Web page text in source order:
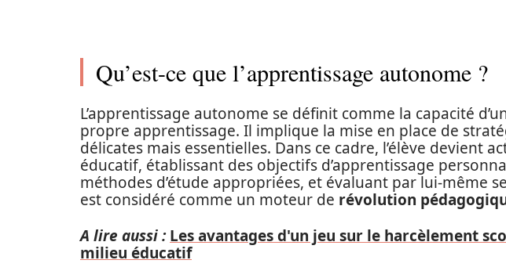
Qu’est-ce que l’apprentissage autonome ?
L’apprentissage autonome se définit comme la capacité
propre apprentissage. Il implique la mise en place de
délicates mais essentielles. Dans ce cadre, l’élève devient
éducatif, établissant des objectifs d’apprentissage
méthodes d’étude appropriées, et évaluant par lui-même
est considéré comme un moteur de révolution
A lire aussi : Les avantages d'un jeu sur le harcèlement
milieu éducatif